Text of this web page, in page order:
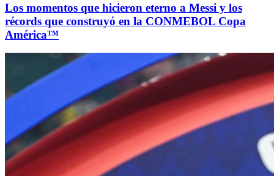
Los momentos que hicieron eterno a Messi y los
récords que construyó en la CONMEBOL Copa
América™